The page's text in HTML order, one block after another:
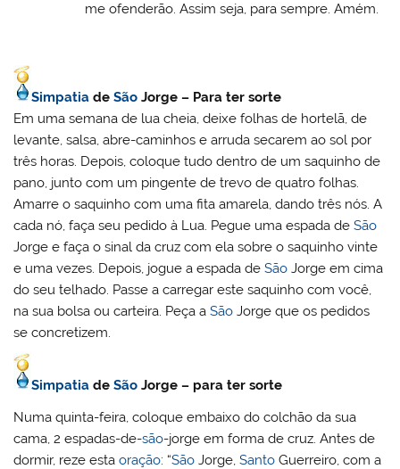
me ofenderão. Assim seja, para sempre. Amém.
Simpatia deSão Jorge – Para ter sorte
Em uma semana de lua cheia, deixe folhas de hortelã, de
levante, salsa, abre-caminhos e arruda secarem ao sol por
três horas. Depois, coloque tudo dentro de um saquinho de
pano, junto com um pingente de trevo de quatro folhas.
Amarre o saquinho com uma fita amarela, dando três nós. A
cada nó, faça seu pedido à Lua. Pegue uma espada deSão
Jorge e faça o sinal da cruz com ela sobre o saquinho vinte
e uma vezes. Depois, jogue a espada deSão Jorge em cima
do seu telhado. Passe a carregar este saquinho com você,
na sua bolsa ou carteira. Peça aSão Jorge que os pedidos
se concretizem.
Simpatia deSão Jorge – para ter sorte
Numa quinta-feira, coloque embaixo do colchão da sua
cama, 2 espadas-de-são-jorge em forma de cruz. Antes de
dormir, reze estaoração: “São Jorge,Santo Guerreiro, com a